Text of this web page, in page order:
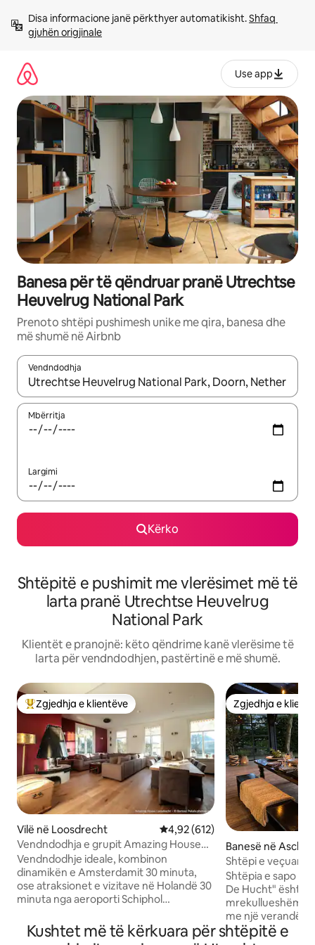
përmbajtja
Disa informacione janë përkthyer automatikisht. Shfaq
gjuhën origjinale
Use app
Banesa për të qëndruar pranë Utrechtse
Heuvelrug National Park
Prenoto shtëpi pushimesh unike me qira, banesa dhe
më shumë në Airbnb
Vendndodhja
Kur rezultatet të jenë të disponueshme, lëviz me butonat e
Mbërritja
Largimi
Kërko
Shtëpitë e pushimit me vlerësimet më të
larta pranë Utrechtse Heuvelrug
National Park
Klientët e pranojnë: këto qëndrime kanë vlerësime të
larta për vendndodhjen, pastërtinë e më shumë.
Më të mirat e zgjedhjeve të klientëve
Zgjedhja e klientëve
Vilë në Loosdrecht Vlerësimi mesatar 4,92 nga 5,
4,92 (612)
Vendndodhja e grupit Amazing House
25min nga Amsterdami
Vendndodhje ideale, kombinon
dinamikën e Amsterdamit 30 minuta,
ose atraksionet e vizitave në Holandë 30
minuta nga aeroporti Schiphol
person Minimumi 7 persona për të
qëndruar Shtëpi e madhe autentike e
Zgjedhja e
Zgjedhja e
Banesë në Asch
Shtëpi e veçuar
mirëqenie TË RE
Shtëpia e sapo
De Hucht" është
mrekullueshëm
me një verandë
të gjerë të
Kushtet më të kërkuara për shtëpitë e